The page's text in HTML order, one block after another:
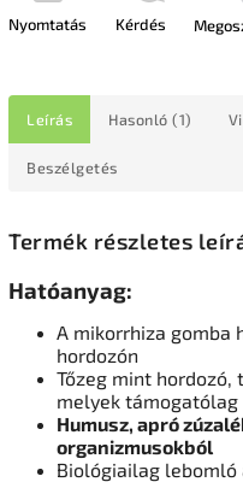
Nyomtatás Kérdés
Leírás Hasonló (1)
Beszélgetés
Termék részletes
Hatóanyag:
A mikorrhiza gomba
hordozón
Tőzeg mint hordozó,
melyek
Humusz, apró
organizmusokból
Biológiailag lebomló